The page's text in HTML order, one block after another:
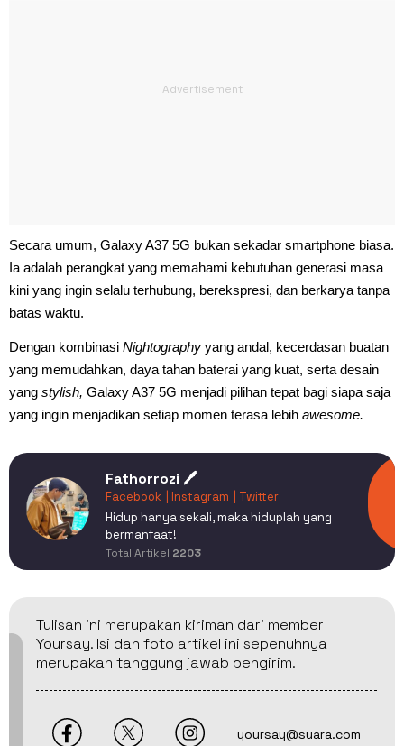
Secara umum, Galaxy A37 5G bukan sekadar smartphone biasa.
Ia adalah perangkat yang memahami kebutuhan generasi masa
kini yang ingin selalu terhubung, berekspresi, dan berkarya tanpa
batas waktu.
Dengan kombinasi Nightography yang andal, kecerdasan buatan
yang memudahkan, daya tahan baterai yang kuat, serta desain
yang stylish, Galaxy A37 5G menjadi pilihan tepat bagi siapa saja
yang ingin menjadikan setiap momen terasa lebih awesome.
Fathorrozi 🖊️
Facebook | Instagram
| Twitter
Hidup hanya sekali, maka hiduplah yang
bermanfaat!
Total Artikel 2203
Tulisan ini merupakan kiriman dari member
Yoursay. Isi dan foto artikel ini sepenuhnya
merupakan tanggung jawab pengirim.
yoursay@suara.com